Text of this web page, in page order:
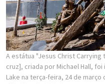
A estátua "Jesus Christ
cruz], criada por Michael Hall,
Lake na terça-feira, 24 de março